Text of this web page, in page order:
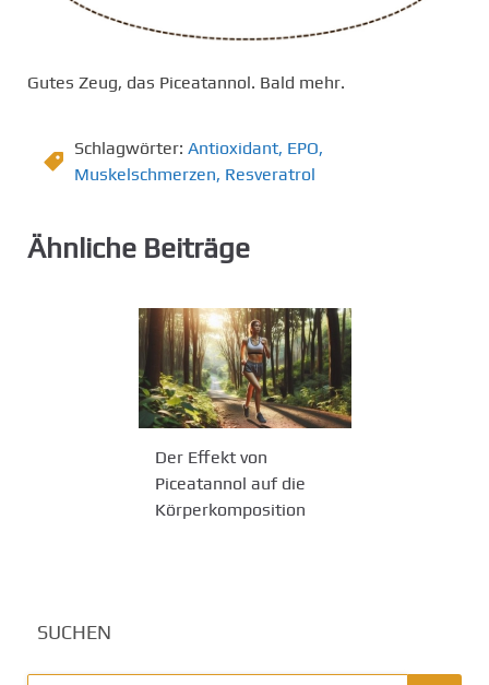
Gutes Zeug, das Piceatannol. Bald mehr.
Schlagwörter: Antioxidant, EPO,
Muskelschmerzen, Resveratrol
Ähnliche Beiträge
Der Effekt von
Piceatannol auf die
Körperkomposition
SUCHEN